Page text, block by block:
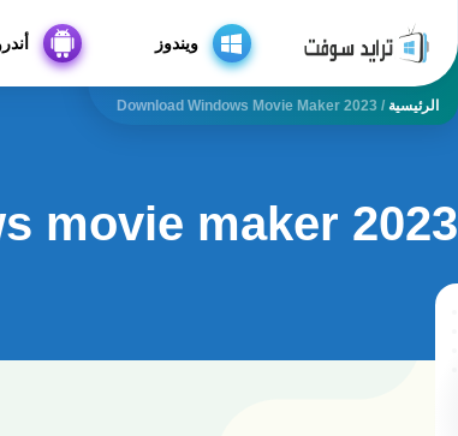
ويندوز
الرئيسية /
Download Windows Movie Maker 2023
movie maker 2023